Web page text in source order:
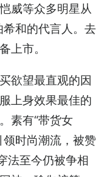
威等众多明星从
和的代言人。去
上市。
欲望最直观的因
上身效果最佳的
素有“带货女
领时尚潮流，被赞
法至今仍被争相